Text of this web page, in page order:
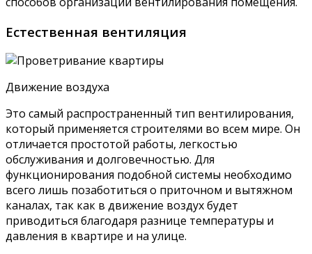
Естественная вентиляция
Движение воздуха
Это самый распространенный тип вентилирования,
который применяется строителями во всем мире. Он
отличается простотой работы, легкостью
обслуживания и долговечностью. Для
функционирования подобной системы необходимо
всего лишь позаботиться о приточном и вытяжном
каналах, так как в движение воздух будет
приводиться благодаря разнице температуры и
давления в квартире и на улице.